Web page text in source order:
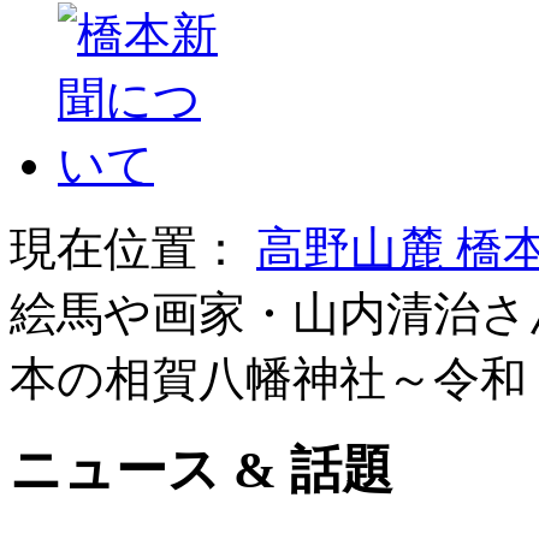
現在位置： 高野山麓 橋
絵馬や画家・山内清治
本の相賀八幡神社～令
ニュース & 話題